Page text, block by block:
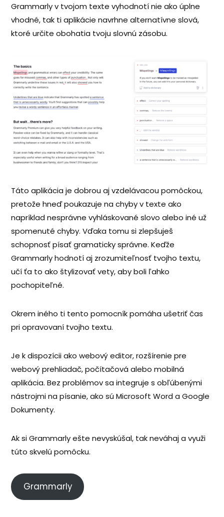
Grammarly v tvojom texte vyhodnotí nie ako úplne
vhodné, tak ti aplikácie navrhne alternatívne slová,
ktoré určite obohatia tvoju slovnú zásobu.
Táto aplikácia je dobrou aj vzdelávacou pomôckou,
pretože hneď poukazuje na chyby v texte ako
napríklad nesprávne vyhláskované slovo alebo iné už
spomenuté chyby. Vďaka tomu si zlepšuješ
schopnosť písať gramaticky správne. Keďže
Grammarly hodnotí aj zrozumiteľnosť tvojho textu,
učí ťa to ako štylizovať vety, aby boli ľahko
pochopiteľné.
Okrem iného ti tento pomocník pomáha ušetriť čas
pri opravovaní tvojho textu.
Je k dispozícii ako webový editor, rozšírenie pre
webový prehliadač, počítačová alebo mobilná
aplikácia. Bez problémov sa integruje s obľúbenými
nástrojmi na písanie, ako sú Microsoft Word a Google
Dokumenty.
Ak si Grammarly ešte nevyskúšal, tak neváhaj a využi
túto skvelú pomôcku.
Grammarly